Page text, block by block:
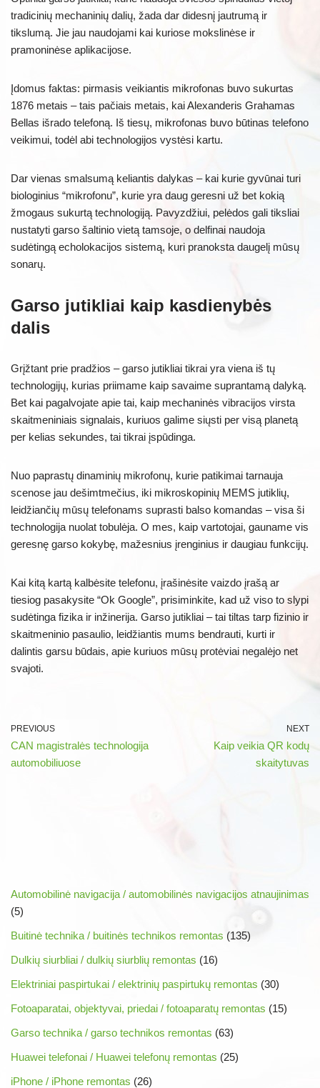
tradicinių mechaninių dalių, žada dar didesnį jautrumą ir
tikslumą. Jie jau naudojami kai kuriose mokslinėse ir
pramoninėse aplikacijose.
Įdomus faktas: pirmasis veikiantis mikrofonas buvo sukurtas
1876 metais – tais pačiais metais, kai Alexanderis Grahamas
Bellas išrado telefoną. Iš tiesų, mikrofonas buvo būtinas telefono
veikimui, todėl abi technologijos vystėsi kartu.
Dar vienas smalsumą keliantis dalykas – kai kurie gyvūnai turi
biologinius “mikrofonu”, kurie yra daug geresni už bet kokią
žmogaus sukurtą technologiją. Pavyzdžiui, pelėdos gali tiksliai
nustatyti garso šaltinio vietą tamsoje, o delfinai naudoja
sudėtingą echolokacijos sistemą, kuri pranoksta daugelį mūsų
sonarų.
Garso jutikliai kaip kasdienybės
dalis
Grįžtant prie pradžios – garso jutikliai tikrai yra viena iš tų
technologijų, kurias priimame kaip savaime suprantamą dalyką.
Bet kai pagalvojate apie tai, kaip mechaninės vibracijos virsta
skaitmeniniais signalais, kuriuos galime siųsti per visą planetą
per kelias sekundes, tai tikrai įspūdinga.
Nuo paprastų dinaminių mikrofonų, kurie patikimai tarnauja
scenose jau dešimtmečius, iki mikroskopinių MEMS jutiklių,
leidžiančių mūsų telefonams suprasti balso komandas – visa ši
technologija nuolat tobulėja. O mes, kaip vartotojai, gauname vis
geresnę garso kokybę, mažesnius įrenginius ir daugiau funkcijų.
Kai kitą kartą kalbėsite telefonu, įrašinėsite vaizdo įrašą ar
tiesiog pasakysite “Ok Google”, prisiminkite, kad už viso to slypi
sudėtinga fizika ir inžinerija. Garso jutikliai – tai tiltas tarp fizinio ir
skaitmeninio pasaulio, leidžiantis mums bendrauti, kurti ir
dalintis garsu būdais, apie kuriuos mūsų protėviai negalėjo net
svajoti.
PREVIOUS
CAN magistralės technologija
automobiliuose
NEXT
Kaip veikia QR kodų
skaitytuvas
Automobilinė navigacija / automobilinės navigacijos atnaujinimas
(5)
Buitinė technika / buitinės technikos remontas (135)
Dulkių siurbliai / dulkių siurblių remontas (16)
Elektriniai paspirtukai / elektrinių paspirtukų remontas (30)
Fotoaparatai, objektyvai, priedai / fotoaparatų remontas (15)
Garso technika / garso technikos remontas (63)
Huawei telefonai / Huawei telefonų remontas (25)
iPhone / iPhone remontas (26)